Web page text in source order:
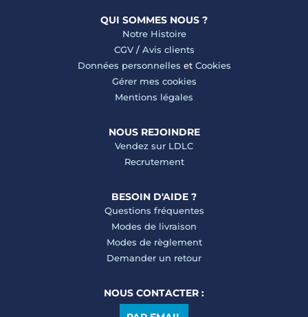
QUI SOMMES NOUS ?
Notre Histoire
CGV/ Avis clients
Données personnelles et Cookies
Gérer mes cookies
Mentions légales
NOUS REJOINDRE
Vendez sur LDLC
Recrutement
BESOIN D'AIDE ?
Questions fréquentes
Modes de livraison
Modes de règlement
Demander un retour
NOUS CONTACTER :